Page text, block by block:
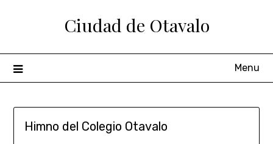
Ciudad de Otavalo
Menu
Himno del Colegio Otavalo